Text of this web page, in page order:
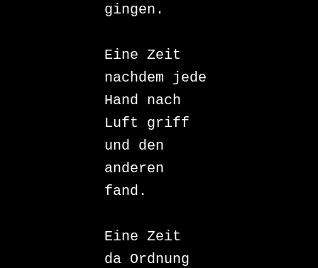
gingen.
Eine Zeit
nachdem jede
Hand nach
Luft griff
und den
anderen
fand.
Eine Zeit
da Ordnung